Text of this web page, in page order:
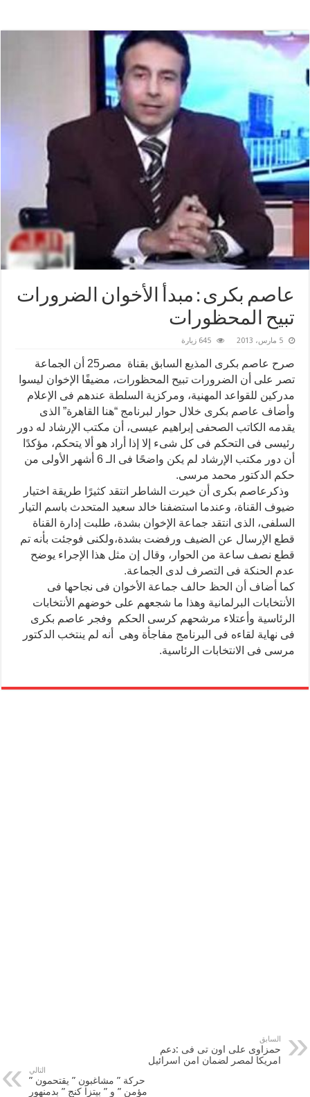
عاصم بكرى : مبدأ الأخوان الضرورات
تبيح المحظورات
5 مارس، 2013 645 زيارة
صرح عاصم بكرى المذيع السابق بقناة مصر25 أن الجماعة
تصر على أن الضرورات تبيح المحظورات، مضيفًا الإخوان ليسوا
مدركين للقواعد المهنية، ومركزية السلطة عندهم فى الإعلام
وأضاف عاصم بكرى خلال حوار لبرنامج “هنا القاهرة” الذى
يقدمه الكاتب الصحفى إبراهيم عيسى، أن مكتب الإرشاد له دور
رئيسى فى التحكم فى كل شىء إلا إذا أراد هو ألا يتحكم، مؤكدًا
أن دور مكتب الإرشاد لم يكن واضحًا فى الـ 6 أشهر الأولى من
حكم الدكتور محمد مرسى.
وذكرعاصم بكرى أن خيرت الشاطر انتقد كثيرًا طريقة اختيار
ضيوف القناة، وعندما استضفنا خالد سعيد المتحدث باسم التيار
السلفى، الذى انتقد جماعة الإخوان بشدة، طلبت إدارة القناة
قطع الإرسال عن الضيف ورفضت بشدة،ولكنى فوجئت بأنه تم
قطع نصف ساعة من الحوار، وقال إن مثل هذا الإجراء يوضح
عدم الحنكة فى التصرف لدى الجماعة.
كما أضاف أن الحظ حالف جماعة الأخوان فى نجاحها فى
الأنتخابات البرلمانية وهذا ما شجعهم على خوضهم الأنتخابات
الرئاسية وأعتلاء مرشحهم كرسى الحكم وفجر عاصم بكرى
فى نهاية لقاءه فى البرنامج مفاجأة وهى أنه لم ينتخب الدكتور
مرسى فى الانتخابات الرئاسية.
السابق
حمزاوى على اون تى فى :دعم
امريكا لمصر لضمان امن اسرائيل
التالي
حركة ” مشاغبون ” يقتحمون ”
مؤمن ” و ” بيتزا كنج ” بدمنهور